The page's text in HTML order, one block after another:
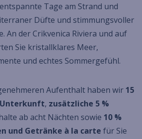
Tage am Strand und
Düfte und stimmungsvoller
An der Crikvenica Riviera und auf
Sie kristallklares Meer,
und echtes Sommergefühl.
Aufenthalt haben wir 15
, zusätzliche 5 %
ab acht Nächten sowie 10 %
und Getränke à la carte für Sie